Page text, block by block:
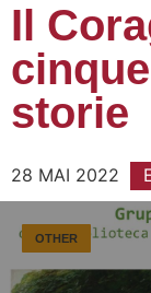
Il
storie
28 MAI 2022
OTHER